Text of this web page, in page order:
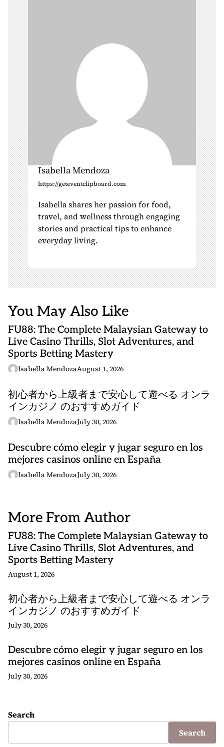
a
t
i
o
n
Isabella Mendoza
https://geteventclipboard.com
Isabella shares her passion for food,
travel, and wellness through engaging
stories and practical tips to enhance
everyday living.
You May Also Like
FU88: The Complete Malaysian Gateway to
Live Casino Thrills, Slot Adventures, and
Sports Betting Mastery
Isabella MendozaAugust 1, 2026
初心者から上級者まで安心して遊べる オンラ
インカジノ のおすすめガイド
Isabella MendozaJuly 30, 2026
Descubre cómo elegir y jugar seguro en los
mejores casinos online en España
Isabella MendozaJuly 30, 2026
More From Author
FU88: The Complete Malaysian Gateway to
Live Casino Thrills, Slot Adventures, and
Sports Betting Mastery
August 1, 2026
初心者から上級者まで安心して遊べる オンラ
インカジノ のおすすめガイド
July 30, 2026
Descubre cómo elegir y jugar seguro en los
mejores casinos online en España
July 30, 2026
Search
Search